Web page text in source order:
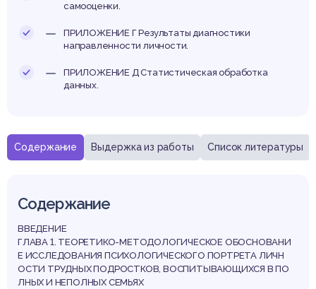
Содержание Выдержка из работы Список литературы
Содержание
ВВЕДЕНИЕ
ГЛАВА 1. ТЕОРЕТИКО-МЕТОДОЛОГИЧЕСКОЕ ОБОСНОВАНИ
Е ИССЛЕДОВАНИЯ ПСИХОЛОГИЧЕСКОГО ПОРТРЕТА ЛИЧН
ОСТИ ТРУДНЫХ ПОДРОСТКОВ, ВОСПИТЫВАЮЩИХСЯ В ПО
ЛНЫХ И НЕПОЛНЫХ СЕМЬЯХ
самооценки.
ПРИЛОЖЕНИЕ Г Результаты диагностики
направленности личности.
ПРИЛОЖЕНИЕ Д Статистическая обработка
данных.